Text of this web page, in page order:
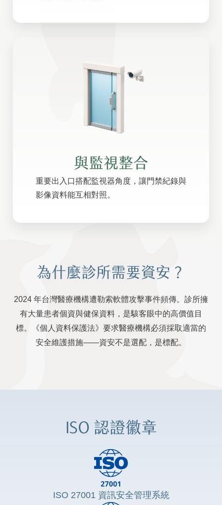
與監視整合
重要出入口搭配監視器角度，讓門禁紀錄與
影像資料能互相對照。
為什麼診所需要資安？
2024 年台灣醫療機構遭勒索軟體攻擊事件頻傳。診所擁
有大量患者個資與健保資料，是駭客眼中的高價值目
標。《個人資料保護法》要求醫療機構必須採取適當的
安全維護措施——資安不是選配，是標配。
ISO 認證徽章
ISO 27001 資訊安全管理系統